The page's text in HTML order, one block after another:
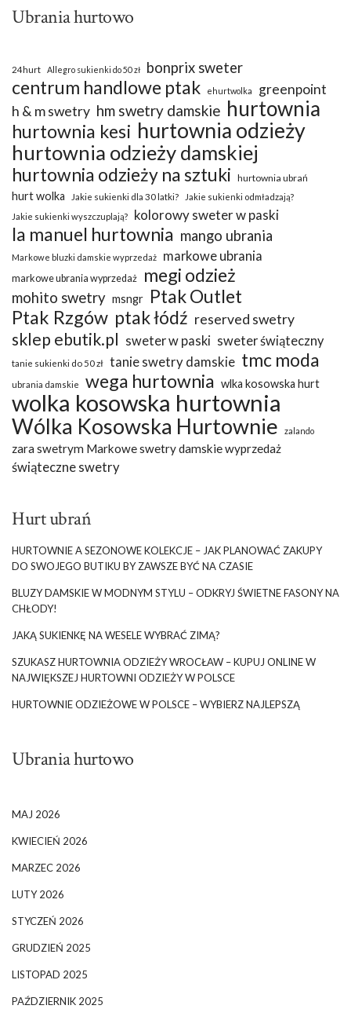
Ubrania hurtowo
24hurt Allegro sukienki do 50 zł bonprix sweter
centrum handlowe ptak ehurtwolka
greenpoint
h & m swetry hm swetry damskie hurtownia
hurtownia kesi hurtownia odzieży
hurtownia odzieży damskiej
hurtownia odzieży na sztuki hurtownia ubrań
hurt wolka Jakie sukienki dla 30 latki?
Jakie sukienki odmładzają?
Jakie sukienki wyszczuplają?
kolorowy sweter w paski
la manuel hurtownia mango ubrania
Markowe bluzki damskie wyprzedaż markowe ubrania
markowe ubrania wyprzedaż megi odzież
mohito swetry msngr Ptak Outlet
Ptak Rzgów ptak łódź reserved swetry
sklep ebutik.pl sweter w paski sweter świąteczny
tanie sukienki do 50 zł tanie swetry damskie tmc moda
ubrania damskie wega hurtownia wlka kosowska hurt
wolka kosowska hurtownia
Wólka Kosowska Hurtownie zalando
zara swetrym Markowe swetry damskie wyprzedaż
świąteczne swetry
Hurt ubrań
HURTOWNIE A SEZONOWE KOLEKCJE – JAK PLANOWAĆ ZAKUPY
DO SWOJEGO BUTIKU BY ZAWSZE BYĆ NA CZASIE
BLUZY DAMSKIE W MODNYM STYLU – ODKRYJ ŚWIETNE FASONY NA
CHŁODY!
JAKĄ SUKIENKĘ NA WESELE WYBRAĆ ZIMĄ?
SZUKASZ HURTOWNIA ODZIEŻY WROCŁAW – KUPUJ ONLINE W
NAJWIĘKSZEJ HURTOWNI ODZIEŻY W POLSCE
HURTOWNIE ODZIEŻOWE W POLSCE – WYBIERZ NAJLEPSZĄ
Ubrania hurtowo
MAJ 2026
KWIECIEŃ 2026
MARZEC 2026
LUTY 2026
STYCZEŃ 2026
GRUDZIEŃ 2025
LISTOPAD 2025
PAŹDZIERNIK 2025